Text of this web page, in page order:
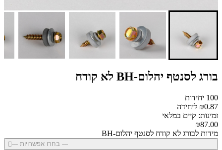
בורג לסנטף יהלום-BH לא קודח
100 יחידות
₪0.87 ליחידה
זמינות: קיים במלאי
₪87.00
מידות לבורג לא קודח לסנטף יהלום-BH
--- בחרו אפשרויות ---